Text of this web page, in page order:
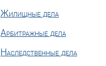
Жилищные дела
Арбитражные дела
Наследственные дела